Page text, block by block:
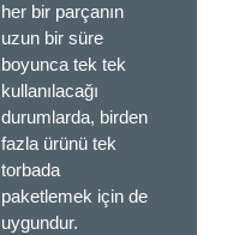
her bir parçanın
uzun bir süre
boyunca tek tek
kullanılacağı
durumlarda, birden
fazla ürünü tek
torbada
paketlemek için de
uygundur.